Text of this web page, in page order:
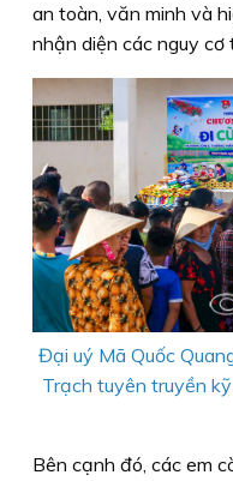
an toàn, văn minh và
nhận diện các nguy cơ
Đại uý Mã Quốc
Trạch tuyên truyền
Bên cạnh đó, các em